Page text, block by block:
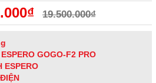
19.500.000₫
GOGO-F2 PRO
ESPERO